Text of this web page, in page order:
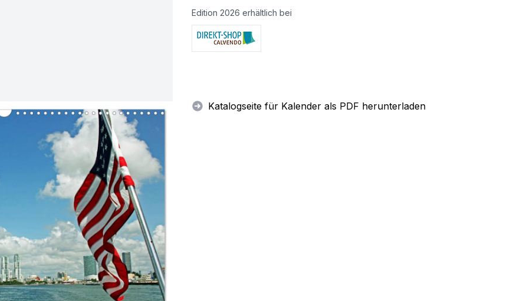
Edition 2026 erhältlich bei
Katalogseite für Kalender als PDF herunterladen